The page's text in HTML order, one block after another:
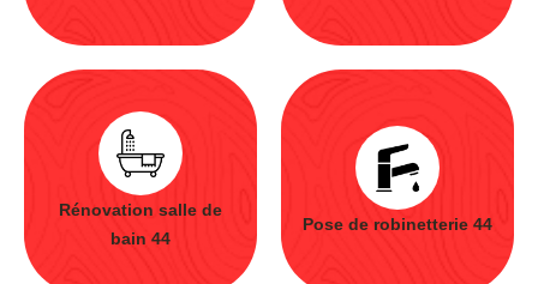
Rénovation salle de
bain 44
Pose de robinetterie 44